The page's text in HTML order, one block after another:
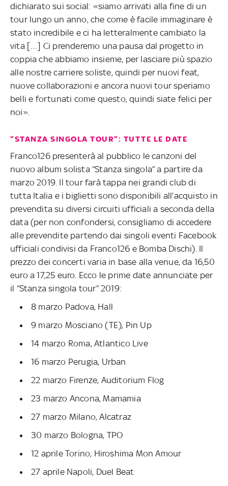
dichiarato sui social: «siamo arrivati alla fine di un
tour lungo un anno, che come è facile immaginare è
stato incredibile e ci ha letteralmente cambiato la
vita […] Ci prenderemo una pausa dal progetto in
coppia che abbiamo insieme, per lasciare più spazio
alle nostre carriere soliste, quindi per nuovi feat,
nuove collaborazioni e ancora nuovi tour speriamo
belli e fortunati come questo, quindi siate felici per
noi».
“STANZA SINGOLA TOUR”: TUTTE LE DATE
Franco126 presenterà al pubblico le canzoni del
nuovo album solista “Stanza singola” a partire da
marzo 2019. Il tour farà tappa nei grandi club di
tutta Italia e i biglietti sono disponibili all’acquisto in
prevendita su diversi circuiti ufficiali a seconda della
data (per non confondersi, consigliamo di accedere
alle prevendite partendo dai singoli eventi Facebook
ufficiali condivisi da Franco126 e Bomba Dischi). Il
prezzo dei concerti varia in base alla venue, da 16,50
euro a 17,25 euro. Ecco le prime date annunciate per
il “Stanza singola tour” 2019:
8 marzo Padova, Hall
9 marzo Mosciano (TE), Pin Up
14 marzo Roma, Atlantico Live
16 marzo Perugia, Urban
22 marzo Firenze, Auditorium Flog
23 marzo Ancona, Mamamia
27 marzo Milano, Alcatraz
30 marzo Bologna, TPO
12 aprile Torino, Hiroshima Mon Amour
27 aprile Napoli, Duel Beat